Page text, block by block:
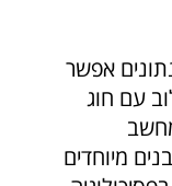
אפשר
עם חוג
מיוחדים